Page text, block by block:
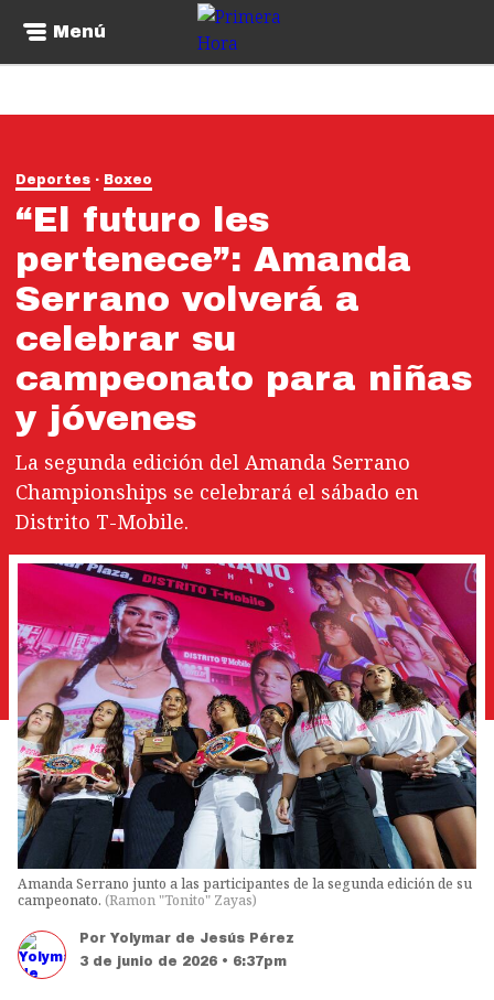
Menú
Deportes Boxeo
“El futuro les
pertenece”: Amanda
Serrano volverá a
celebrar su
campeonato para niñas
y jóvenes
La segunda edición del Amanda Serrano
Championships se celebrará el sábado en
Distrito T-Mobile.
Amanda Serrano junto a las participantes de la segunda edición de su
campeonato. (Ramon "Tonito" Zayas)
Por Yolymar de Jesús Pérez
3 de junio de 2026 • 6:37pm